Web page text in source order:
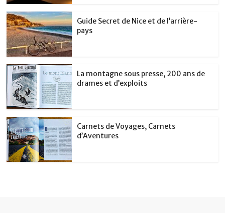
Guide Secret de Nice et de l’arrière-
pays
La montagne sous presse, 200 ans de
drames et d’exploits
Carnets de Voyages, Carnets
d’Aventures